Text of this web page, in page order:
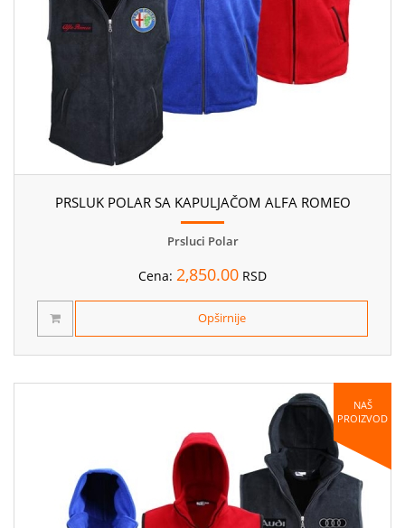
PRSLUK POLAR SA KAPULJAČOM ALFA ROMEO
Prsluci Polar
Cena: 2,850.00 RSD
Opširnije
NAŠ
PROIZVOD